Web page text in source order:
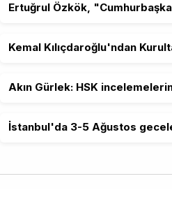
Ertuğrul Özkök,
Kemal Kılıçdaroğlu'ndan
Akın Gürlek: HSK
İstanbul'da 3-5 Ağustos